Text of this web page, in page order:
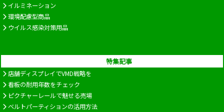
イルミネーション
環境配慮型商品
ウイルス感染対策用品
特集記事
店舗ディスプレイでVMD戦略を
看板の耐用年数をチェック
ピクチャーレールで魅せる売場
ベルトパーティションの活用方法